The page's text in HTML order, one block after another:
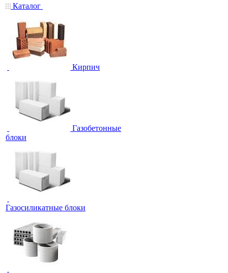
Каталог
Кирпич
Газобетонные
блоки
Газосиликатные блоки